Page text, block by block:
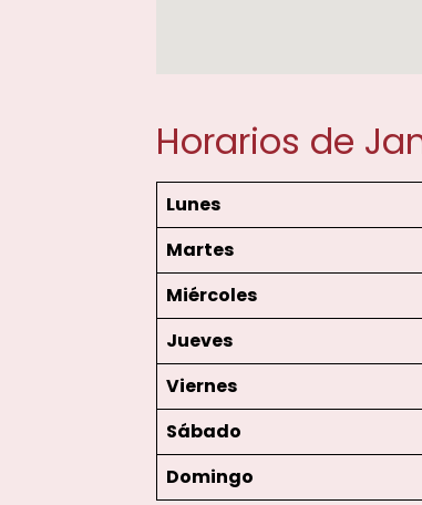
Horarios de
Lunes
Martes
Miércoles
Jueves
Viernes
Sábado
Domingo